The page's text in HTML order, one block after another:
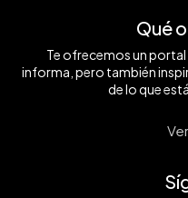
Qué
Te ofrecemos un
informa, pero también
de lo que